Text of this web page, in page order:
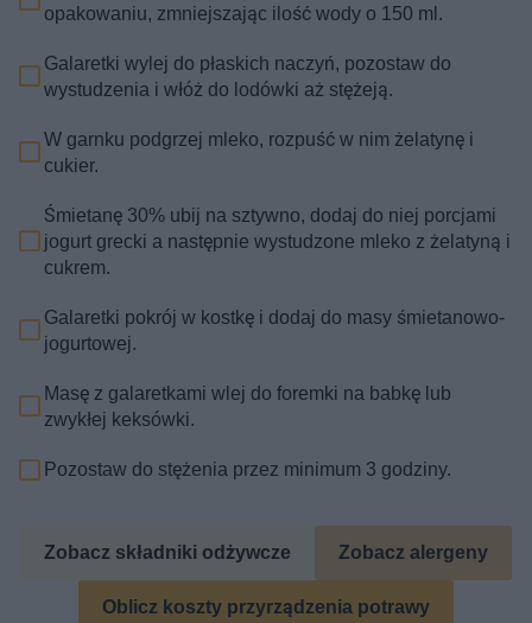
opakowaniu, zmniejszając ilość wody o 150 ml.
Galaretki wylej do płaskich naczyń, pozostaw do
wystudzenia i włóż do lodówki aż stężeją.
W garnku podgrzej mleko, rozpuść w nim żelatynę i
cukier.
Śmietanę 30% ubij na sztywno, dodaj do niej porcjami
jogurt grecki a następnie wystudzone mleko z żelatyną i
cukrem.
Galaretki pokrój w kostkę i dodaj do masy śmietanowo-
jogurtowej.
Masę z galaretkami wlej do foremki na babkę lub
zwykłej keksówki.
Pozostaw do stężenia przez minimum 3 godziny.
Zobacz składniki odżywcze Zobacz alergeny
Oblicz koszty przyrządzenia potrawy